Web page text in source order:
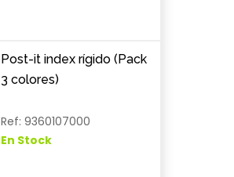
Post-it index rígido (Pack
3 colores)
Ref: 9360107000
En Stock